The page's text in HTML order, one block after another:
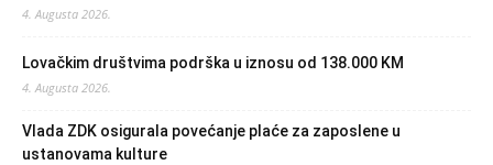
4. Augusta 2026.
Lovačkim društvima podrška u iznosu od 138.000 KM
4. Augusta 2026.
Vlada ZDK osigurala povećanje plaće za zaposlene u
ustanovama kulture